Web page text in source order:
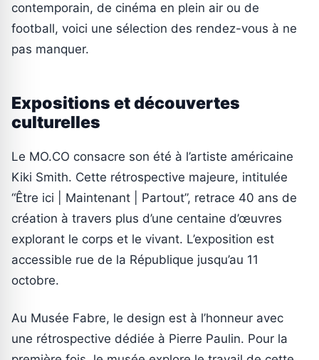
contemporain, de cinéma en plein air ou de
football, voici une sélection des rendez-vous à ne
pas manquer.
Expositions et découvertes
culturelles
Le MO.CO consacre son été à l’artiste américaine
Kiki Smith. Cette rétrospective majeure, intitulée
“Être ici | Maintenant | Partout”, retrace 40 ans de
création à travers plus d’une centaine d’œuvres
explorant le corps et le vivant. L’exposition est
accessible rue de la République jusqu’au 11
octobre.
Au Musée Fabre, le design est à l’honneur avec
une rétrospective dédiée à Pierre Paulin. Pour la